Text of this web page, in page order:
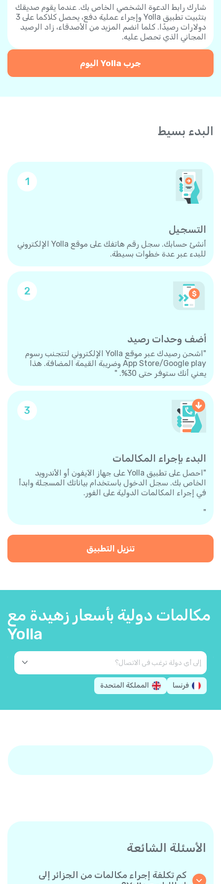
شارك رابط الدعوة الشخصي الخاص بك. عندما يقوم صديقك
بتثبيت تطبيق Yolla وإجراء عملية دفع، يحصل كلاكما على 3
دولارات رصيدًا. كلما انضم المزيد من الأصدقاء، زاد الرصيد
المجاني الذي تحصل عليه.
جرب Yolla اليوم
البدء بسيط
1
التسجيل
أنشئ حسابك. سجل رقم هاتفك على موقع Yolla الإلكتروني
للبدء عبر عدة خطوات بسيطة.
2
أضف وحدات رصيد
"اشحن رصيدك عبر موقع Yolla الإلكتروني لتتجنب رسوم
App Store/Google play وضريبة القيمة المضافة. هذا
يعني أنك ستوفر حتى 30%. "
3
البدء بإجراء المكالمات
"احصل على تطبيق Yolla على جهاز الآيفون أو الأندرويد
الخاص بك. سجل الدخول باستخدام بياناتك المسجلة وابدأ
في إجراء المكالمات الدولية على الفور.
"
تنزيل التطبيق
مكالمات دولية بأسعار زهيدة مع
Yolla
فرنسا المملكة المتحدة
الأسئلة الشائعة
كم تكلفة إجراء مكالمات من الجزائر إلى